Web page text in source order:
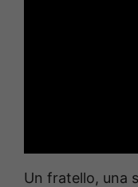
Un fratello, una